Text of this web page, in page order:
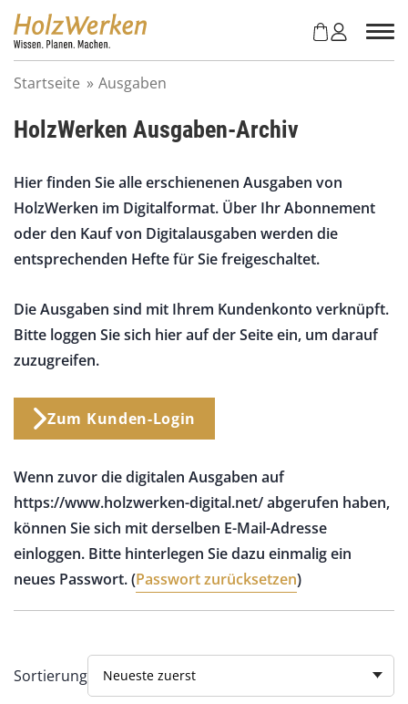
Startseite » Ausgaben
HolzWerken Ausgaben-Archiv
Hier finden Sie alle erschienenen Ausgaben von
HolzWerken im Digitalformat. Über Ihr Abonnement
oder den Kauf von Digitalausgaben werden die
entsprechenden Hefte für Sie freigeschaltet.
Die Ausgaben sind mit Ihrem Kundenkonto verknüpft.
Bitte loggen Sie sich hier auf der Seite ein, um darauf
zuzugreifen.
Zum Kunden-Login
Wenn zuvor die digitalen Ausgaben auf
https://www.holzwerken-digital.net/ abgerufen haben,
können Sie sich mit derselben E-Mail-Adresse
einloggen. Bitte hinterlegen Sie dazu einmalig ein
neues Passwort. (Passwort zurücksetzen)
Sortierung Neueste zuerst